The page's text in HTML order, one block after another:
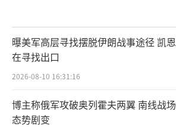
曝美军高层寻找摆脱伊朗战事途径 凯恩
在寻找出口
2026-08-10 16:31:16
博主称俄军攻破奥列霍夫两翼 南线战场
态势剧变